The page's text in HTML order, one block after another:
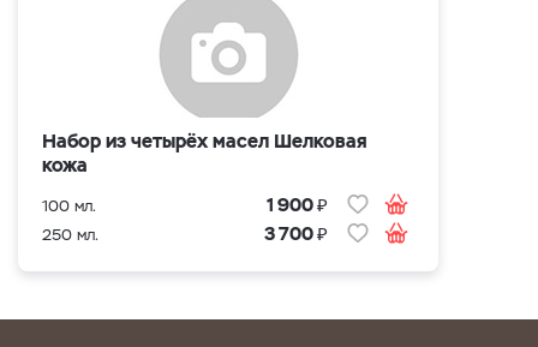
Набор из четырёх масел Шелковая
кожа
100 мл. 1 900₽
250 мл. 3 700₽